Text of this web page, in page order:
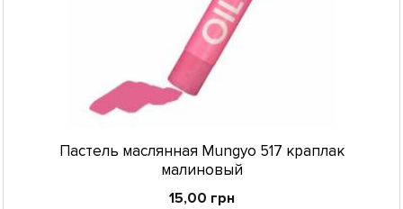
Пастель маслянная Mungyo 517 краплак
малиновый
15,00 грн